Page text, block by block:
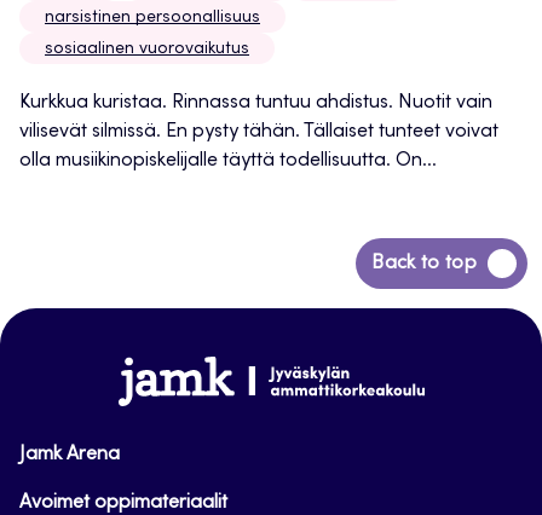
narsistinen persoonallisuus
sosiaalinen vuorovaikutus
Kurkkua kuristaa. Rinnassa tuntuu ahdistus. Nuotit vain
vilisevät silmissä. En pysty tähän. Tällaiset tunteet voivat
olla musiikinopiskelijalle täyttä todellisuutta. On...
Back to top
Siirry
takaisin
www.jamk.fi
Jamk Arena
Avoimet oppimateriaalit